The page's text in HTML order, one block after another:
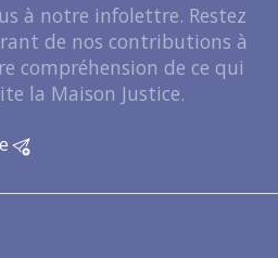
à notre infolettre. Restez
de nos contributions à
compréhension de ce qui
la Maison Justice.